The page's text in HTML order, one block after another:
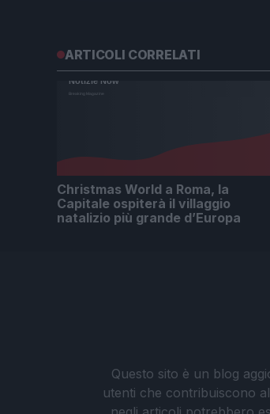
ARTICOLI CORRELATI
Christmas World a Roma, la
Capitale ospiterà il villaggio
natalizio più grande d’Europa
Questo sito è un blog
utenti che contribuiscono